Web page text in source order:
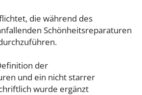
die während des
Schönheitsreparaturen
der
und ein nicht starrer
wurde ergänzt